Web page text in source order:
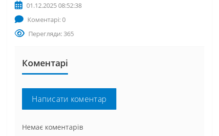
01.12.2025 08:52:38
Коментарі: 0
Перегляди: 365
Коментарі
Написати коментар
Немає коментарів